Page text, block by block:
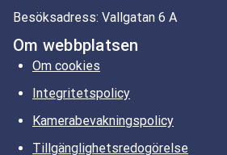
Besöksadress: Vallgatan 6 A
Om webbplatsen
Om cookies
Integritetspolicy
Kamerabevakningspolicy
Tillgänglighetsredogörelse